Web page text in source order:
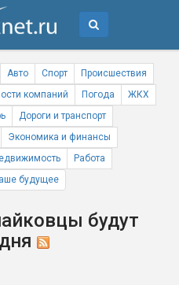
Авто Спорт
Происшествия
компаний Погода
ЖКХ
Дороги и транспорт
Экономика и финансы
Работа
будущее
будут